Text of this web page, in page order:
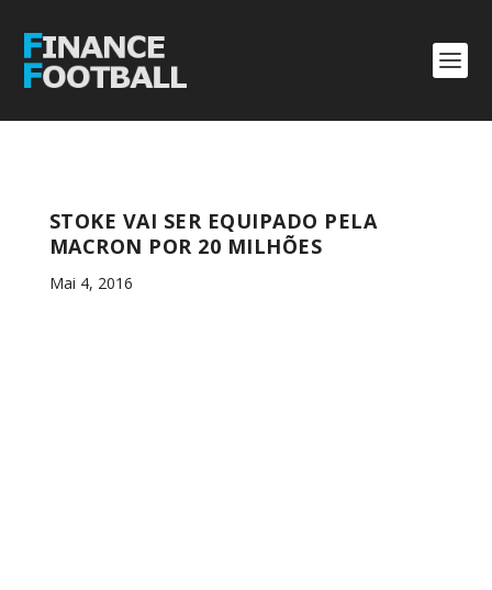
STOKE VAI SER EQUIPADO PELA
MACRON POR 20 MILHÕES
Mai 4, 2016